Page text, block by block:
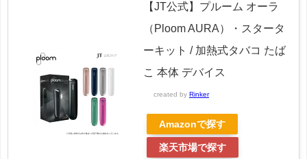
【JT公式】プルーム オーラ
（Ploom AURA）・スタータ
ーキット / 加熱式タバコ たば
こ 本体 デバイス
created by Rinker
Amazonで探す
楽天市場で探す